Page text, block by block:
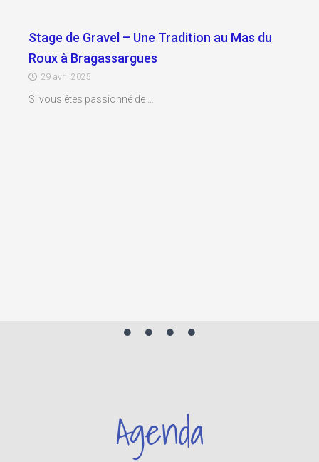
Stage de Gravel – Une Tradition au Mas du
Roux à Bragassargues
29 avril 2025
Si vous êtes passionné de …
Agenda